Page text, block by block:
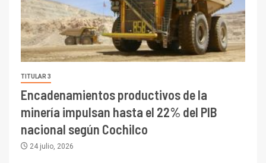
TITULAR 3
Encadenamientos productivos de la
minería impulsan hasta el 22% del PIB
nacional según Cochilco
24 julio, 2026